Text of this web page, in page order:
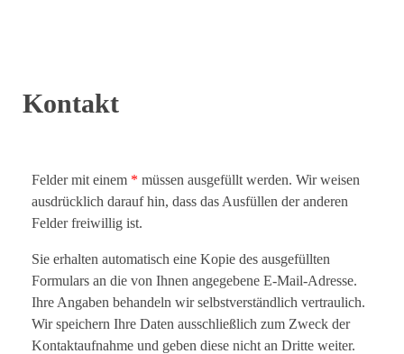
Kontakt
Felder mit einem * müssen ausgefüllt werden. Wir weisen
ausdrücklich darauf hin, dass das Ausfüllen der anderen
Felder freiwillig ist.
Sie erhalten automatisch eine Kopie des ausgefüllten
Formulars an die von Ihnen angegebene E-Mail-Adresse.
Ihre Angaben behandeln wir selbstverständlich vertraulich.
Wir speichern Ihre Daten ausschließlich zum Zweck der
Kontaktaufnahme und geben diese nicht an Dritte weiter.